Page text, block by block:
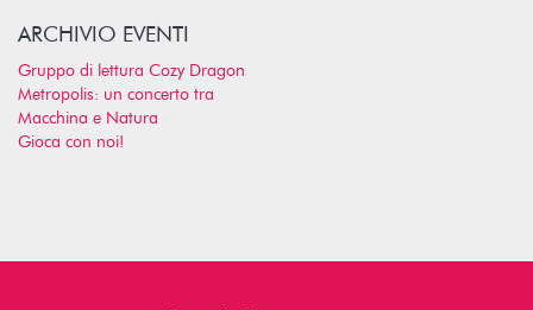
ARCHIVIO EVENTI
Gruppo di lettura Cozy Dragon
Metropolis: un concerto tra
Macchina e Natura
Gioca con noi!